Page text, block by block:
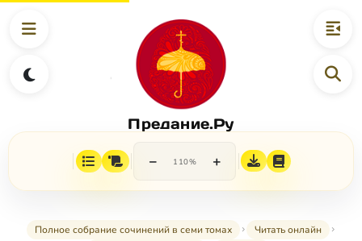
Предание.Ру
− 110% +
Полное собрание сочинений в семи томах
Читать онлайн